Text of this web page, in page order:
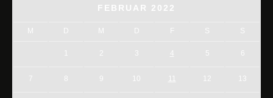
FEBRUAR 2022
M D M D F S S
1 2 3 5 6
7 8 9 10 11 12 13